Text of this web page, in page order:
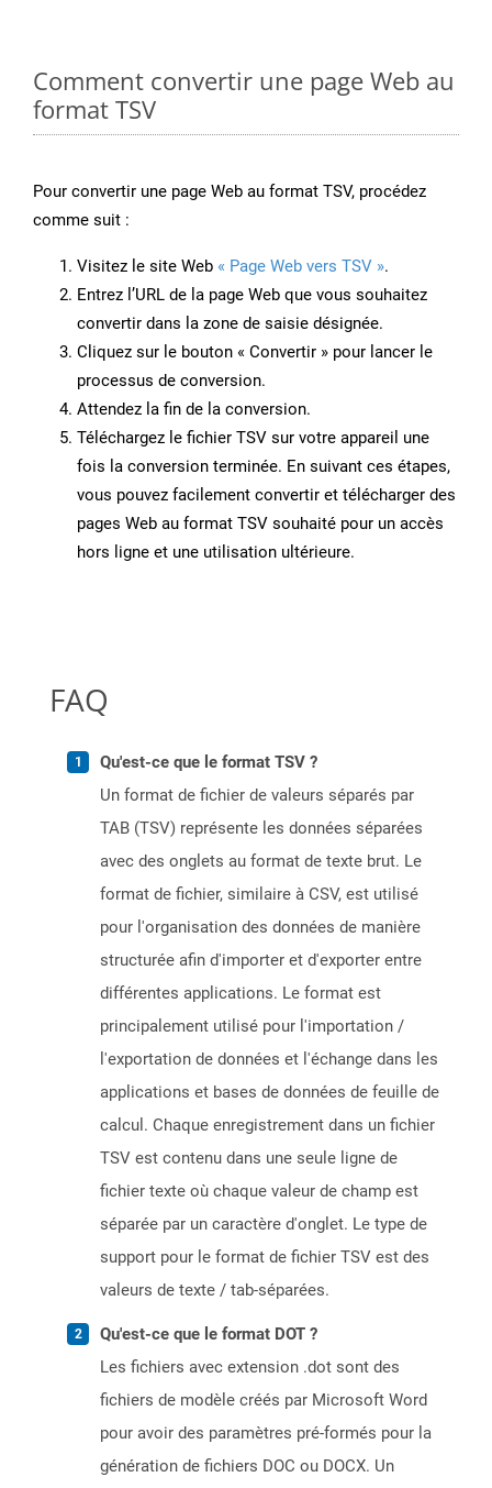
Comment convertir une page Web au
format TSV
Pour convertir une page Web au format TSV, procédez
comme suit :
Visitez le site Web « Page Web vers TSV ».
Entrez l’URL de la page Web que vous souhaitez
convertir dans la zone de saisie désignée.
Cliquez sur le bouton « Convertir » pour lancer le
processus de conversion.
Attendez la fin de la conversion.
Téléchargez le fichier TSV sur votre appareil une
fois la conversion terminée. En suivant ces étapes,
vous pouvez facilement convertir et télécharger des
pages Web au format TSV souhaité pour un accès
hors ligne et une utilisation ultérieure.
FAQ
Qu'est-ce que le format TSV ?
Un format de fichier de valeurs séparés par
TAB (TSV) représente les données séparées
avec des onglets au format de texte brut. Le
format de fichier, similaire à CSV, est utilisé
pour l'organisation des données de manière
structurée afin d'importer et d'exporter entre
différentes applications. Le format est
principalement utilisé pour l'importation /
l'exportation de données et l'échange dans les
applications et bases de données de feuille de
calcul. Chaque enregistrement dans un fichier
TSV est contenu dans une seule ligne de
fichier texte où chaque valeur de champ est
séparée par un caractère d'onglet. Le type de
support pour le format de fichier TSV est des
valeurs de texte / tab-séparées.
Qu'est-ce que le format DOT ?
Les fichiers avec extension .dot sont des
fichiers de modèle créés par Microsoft Word
pour avoir des paramètres pré-formés pour la
génération de fichiers DOC ou DOCX. Un